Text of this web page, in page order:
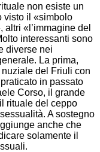
non esiste un
visto il «simbolo
«l’immagine del
interessanti sono
diverse nei
La prima,
del Friuli con
in passato
Corso, il grande
rituale del ceppo
A sostegno
anche che
solamente il